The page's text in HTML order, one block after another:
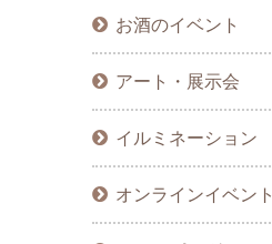
お酒のイベント
アート・展示会
イルミネーション
オンラインイベント